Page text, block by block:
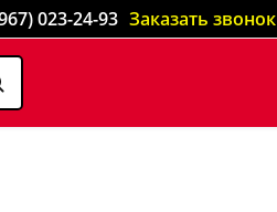
023-24-93 Заказать звонок